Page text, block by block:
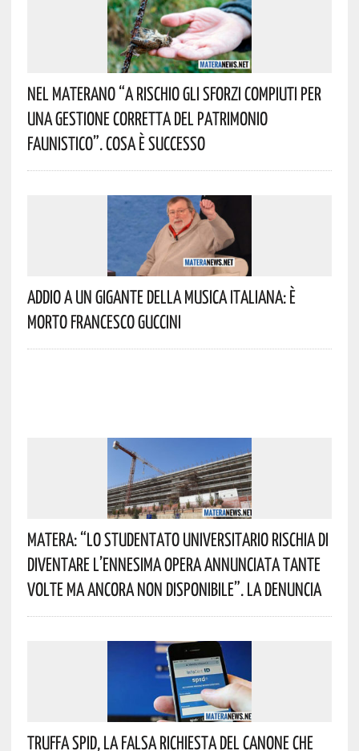
Nel Materano “a Rischio Gli Sforzi Compiuti Per
Una Gestione Corretta Del Patrimonio
Faunistico”. Cosa È Successo
Addio A Un Gigante Della Musica Italiana: È
Morto Francesco Guccini
Matera: “Lo Studentato Universitario Rischia Di
Diventare L’ennesima Opera Annunciata Tante
Volte Ma Ancora Non Disponibile”. La Denuncia
Truffa Spid, La Falsa Richiesta Del Canone Che